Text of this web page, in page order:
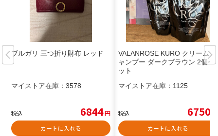
ブルガリ 三つ折り財布 レッド
マイストア在庫： 3578
税込 6844円
カートに入れる
VALANROSE KURO クリームシ
ャンプー ダークブラウン 2個セ
ット
マイストア在庫： 1125
税込 6750
カートに入れる